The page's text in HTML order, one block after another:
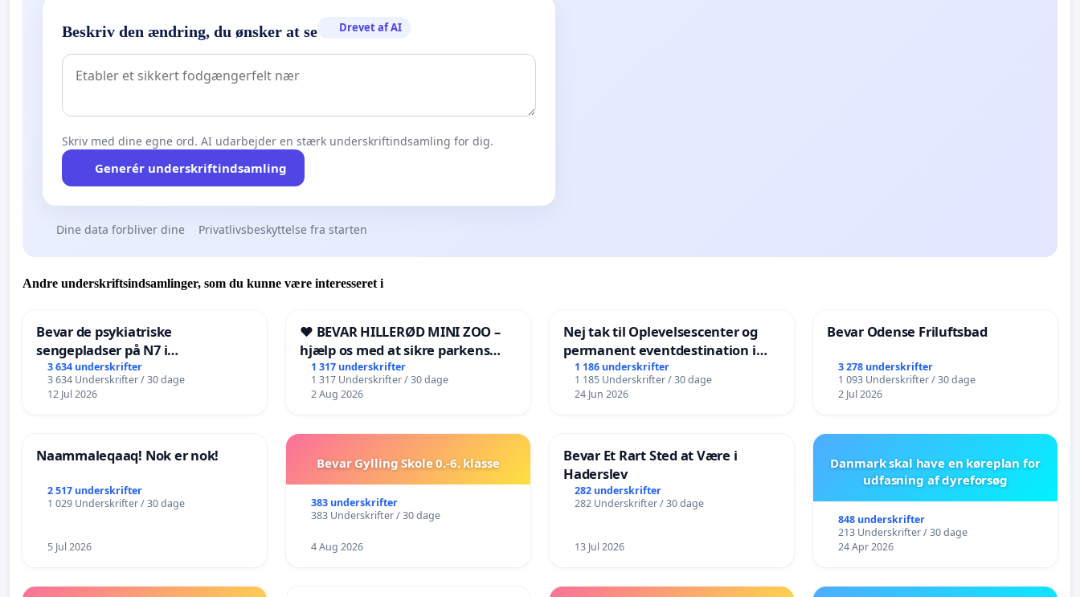
Beskriv den ændring, du ønsker at se Drevet af AI
Skriv med dine egne ord. AI udarbejder en stærk underskriftindsamling for dig.
Generér underskriftindsamling
Dine data forbliver dine Privatlivsbeskyttelse fra starten
Andre underskriftsindsamlinger, som du kunne være interesseret i
Bevar de psykiatriske
sengepladser på N7 i
Frederikshavn
3 634 underskrifter
3 634 Underskrifter / 30 dage
12 Jul 2026
❤️ BEVAR HILLERØD MINI ZOO –
hjælp os med at sikre parkens
fremtid ❤️
1 317 underskrifter
1 317 Underskrifter / 30 dage
2 Aug 2026
Nej tak til Oplevelsescenter og
permanent eventdestination i
Vejby - Ja tak til et levende
lokalområde i balance
1 186 underskrifter
1 185 Underskrifter / 30 dage
24 Jun 2026
Bevar Odense Friluftsbad
3 278 underskrifter
1 093 Underskrifter / 30 dage
2 Jul 2026
Naammaleqaaq! Nok er nok!
2 517 underskrifter
1 029 Underskrifter / 30 dage
5 Jul 2026
Bevar Gylling Skole 0.-6. klasse
383 underskrifter
383 Underskrifter / 30 dage
4 Aug 2026
Bevar Et Rart Sted at Være i
Haderslev
282 underskrifter
282 Underskrifter / 30 dage
13 Jul 2026
Danmark skal have en køreplan for
udfasning af dyreforsøg
848 underskrifter
213 Underskrifter / 30 dage
24 Apr 2026